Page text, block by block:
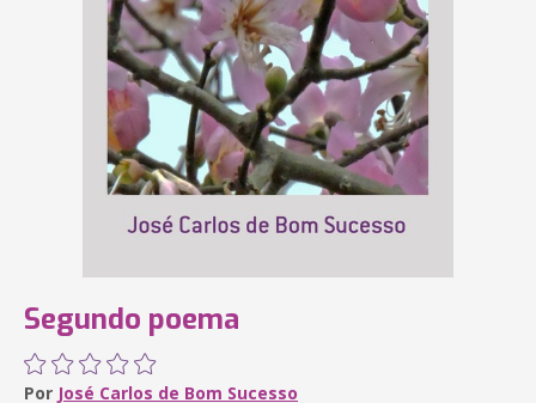
Segundo poema
Por José Carlos de Bom Sucesso